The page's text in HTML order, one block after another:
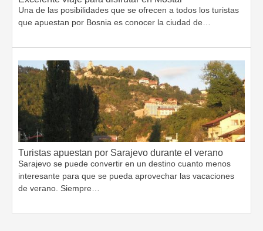
Una de las posibilidades que se ofrecen a todos los turistas
que apuestan por Bosnia es conocer la ciudad de…
Turistas apuestan por Sarajevo durante el verano
Sarajevo se puede convertir en un destino cuanto menos
interesante para que se pueda aprovechar las vacaciones
de verano. Siempre…